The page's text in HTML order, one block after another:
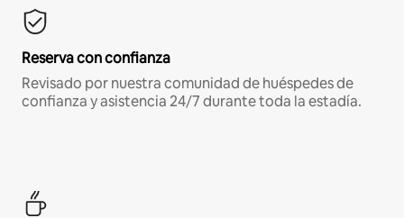
Reserva con confianza
Revisado por nuestra comunidad de huéspedes de
confianza y asistencia 24/7 durante toda la estadía.